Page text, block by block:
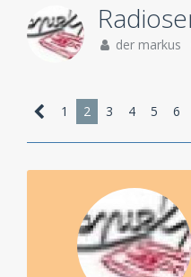
der markus
1 2 3 4 5 6